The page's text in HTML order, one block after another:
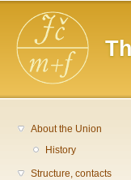
Main menu
About the Union
History
Structure, contacts